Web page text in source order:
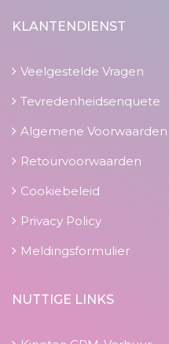
KLANTENDIENST
Veelgestelde Vragen
Tevredenheidsenquete
Algemene Voorwaarden
Retourvoorwaarden
Cookiebeleid
Privacy Policy
Meldingsformulier
NUTTIGE LINKS